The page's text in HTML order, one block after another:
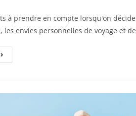
à prendre en compte lorsqu'on
les envies personnelles de voyage et